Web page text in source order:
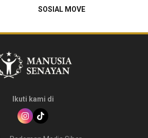
SOSIAL MOVE
Ikuti kami di